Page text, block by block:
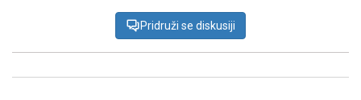
Pridruži se diskusiji